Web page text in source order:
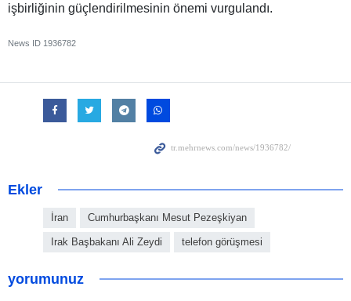
işbirliğinin güçlendirilmesinin önemi vurgulandı.
News ID 1936782
Ekler
İran Cumhurbaşkanı Mesut Pezeşkiyan
Irak Başbakanı Ali Zeydi telefon görüşmesi
yorumunuz